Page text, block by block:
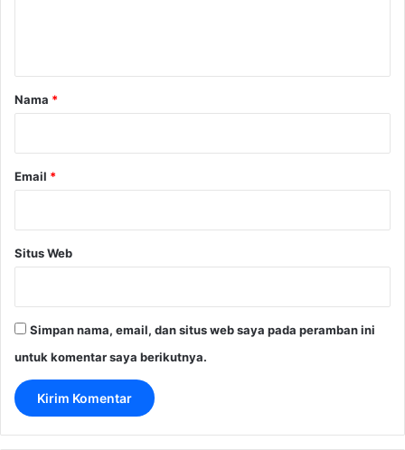
rNama *
Email *
Situs Web
Simpan nama, email, dan situs web saya pada peramban ini
untuk komentar saya berikutnya.